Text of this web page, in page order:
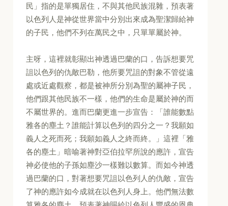
民」指的是單獨居住，不與其他民族混雜，預表著
以色列人是神從世界當中分別出來成為聖潔歸給神
的子民，他們不列在萬民之中，只單單屬於神。
主呀，這裡就彰顯出神透過巴蘭的口，告訴想要咒
詛以色列的仇敵巴勒，他所要咒詛的對象不管從遠
處或近處觀察，都是被神所分別為聖的屬神子民，
他們跟其他民族不一樣，他們的生命是屬於神的而
不屬世界的。進而巴蘭更進一步宣告：「誰能數點
雅各的塵土？誰能計算以色列的四分之一？我願如
義人之死而死；我願如義人之終而終。」這裡「雅
各的塵土」暗喻著神對亞伯拉罕所說的應許，宣告
神必使他的子孫如塵沙一樣難以數算。而如今神透
過巴蘭的口，對著想要咒詛以色列人的仇敵，宣告
了神的應許如今成就在以色列人身上。他們無法數